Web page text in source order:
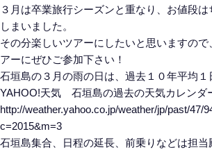
３月は卒業旅行シーズンと重なり、お値段
しまいました。
その分楽しいツアーにしたいと思いますの
アーにぜひご参加下さい！
石垣島の３月の雨の日は、過去１０年平均１
YAHOO!天気 石垣島の過去の天気カレンダ
http://weather.yahoo.co.jp/weather/jp/past/47/
c=2015&m=3
石垣島集合、日程の延長、前乗りなどは担